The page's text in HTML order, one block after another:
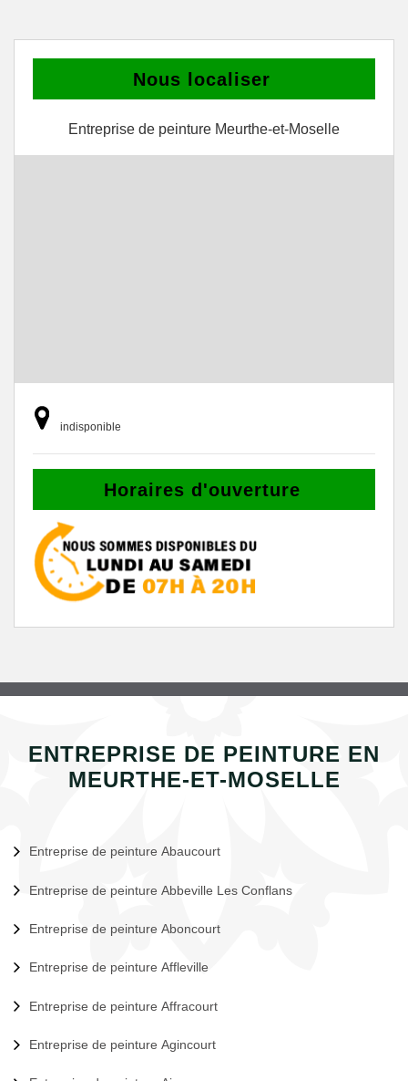
Nous localiser
Entreprise de peinture Meurthe-et-Moselle
indisponible
Horaires d'ouverture
ENTREPRISE DE PEINTURE EN
MEURTHE-ET-MOSELLE
Entreprise de peinture Abaucourt
Entreprise de peinture Abbeville Les Conflans
Entreprise de peinture Aboncourt
Entreprise de peinture Affleville
Entreprise de peinture Affracourt
Entreprise de peinture Agincourt